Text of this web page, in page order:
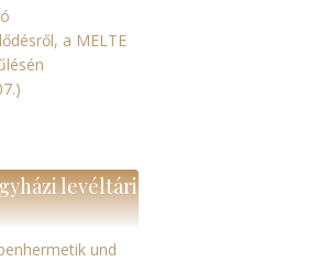
a MELTE
levéltári
und